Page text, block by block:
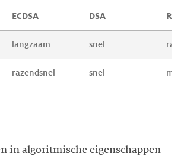
ECDSA DSA RSA
langzaam snel
razendsnel snel
in algoritmische eigenschappen